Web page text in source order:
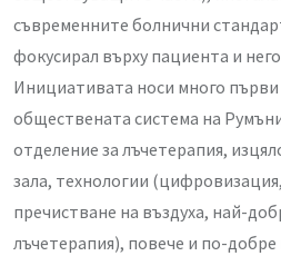
съвременните болнични
фокусирал върху пациента и
Инициативата носи много
обществената система на
отделение за лъчетерапия,
зала, технологии
пречистване на въздуха, най-
лъчетерапия), повече и по-